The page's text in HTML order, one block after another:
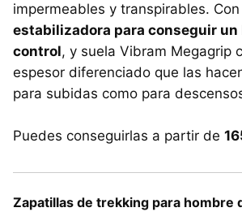
impermeables y transpirables. Con
estabilizadora para conseguir
control, y suela Vibram Megagrip
espesor diferenciado que las
para subidas como para
Puedes conseguirlas a partir de
Zapatillas de trekking para hombre